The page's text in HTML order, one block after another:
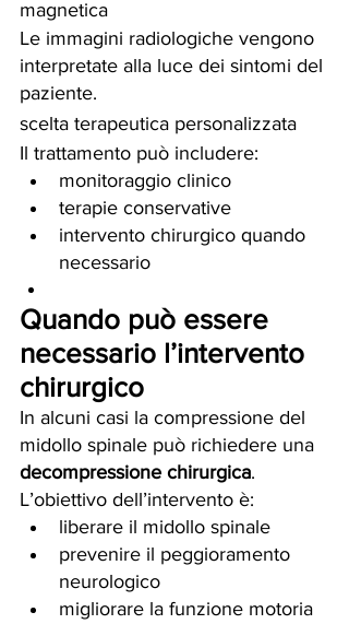
magnetica
Le immagini radiologiche vengono
interpretate alla luce dei sintomi del
paziente.
scelta terapeutica personalizzata
Il trattamento può includere:
monitoraggio clinico
terapie conservative
intervento chirurgico quando
necessario
Quando può essere
necessario l’intervento
chirurgico
In alcuni casi la compressione del
midollo spinale può richiedere una
decompressione chirurgica.
L’obiettivo dell’intervento è:
liberare il midollo spinale
prevenire il peggioramento
neurologico
migliorare la funzione motoria